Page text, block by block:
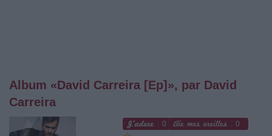
Album «David Carreira [Ep]», par David
Carreira
0 0